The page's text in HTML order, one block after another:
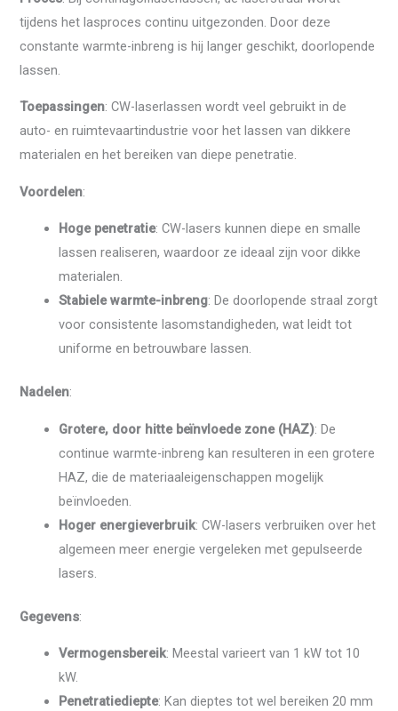
tijdens het lasproces continu uitgezonden. Door deze
constante warmte-inbreng is hij langer geschikt, doorlopende
lassen.
Toepassingen: CW-laserlassen wordt veel gebruikt in de
auto- en ruimtevaartindustrie voor het lassen van dikkere
materialen en het bereiken van diepe penetratie.
Voordelen:
Hoge penetratie: CW-lasers kunnen diepe en smalle
lassen realiseren, waardoor ze ideaal zijn voor dikke
materialen.
Stabiele warmte-inbreng: De doorlopende straal zorgt
voor consistente lasomstandigheden, wat leidt tot
uniforme en betrouwbare lassen.
Nadelen:
Grotere, door hitte beïnvloede zone (HAZ): De
continue warmte-inbreng kan resulteren in een grotere
HAZ, die de materiaaleigenschappen mogelijk
beïnvloeden.
Hoger energieverbruik: CW-lasers verbruiken over het
algemeen meer energie vergeleken met gepulseerde
lasers.
Gegevens:
Vermogensbereik: Meestal varieert van 1 kW tot 10
kW.
Penetratiediepte: Kan dieptes tot wel bereiken 20 mm